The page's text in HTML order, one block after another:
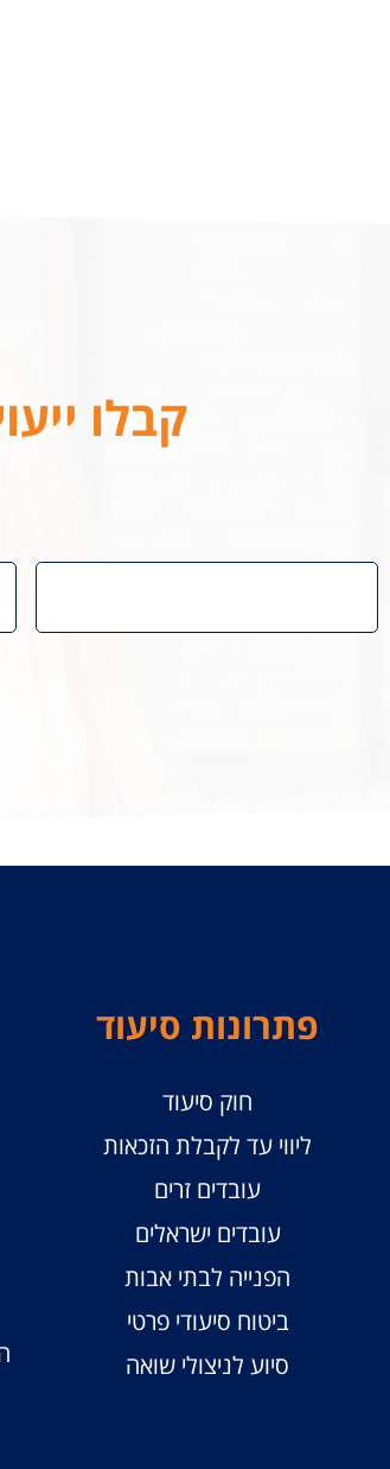
קבלו
פתרונות סיעוד
חוק סיעוד
ליווי עד לקבלת הזכאות
עובדים זרים
עובדים ישראלים
הפנייה לבתי אבות
ביטוח סיעודי פרטי
סיוע לניצולי שואה